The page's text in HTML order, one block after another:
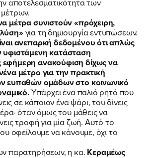
μέτρα συνιστούν «πρόχειρη,
για τη δημιουργία εντυπώσεων.
ανεπαρκή δεδομένου ότι απλώς
κατάσταση
ανακούφισηδίχως να
μέτρο για την πρακτική
ευπαθών ομάδων στο κοινωνικό
.Υπάρχει ένα παλιό ρητό που
σε κάποιον ένα ψάρι, του δίνεις
όταν όμως του μάθεις να
τροφή για μία ζωή. Αυτό το
οφείλουμε να κάνουμε, όχι το
παρατηρήσεων, η κα. Κεραμέως